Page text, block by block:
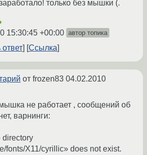
только без мышки (.
15:30:45 +00:00 автор топика
ответ Ссылка
от frozen83 04.02.2010
не работает , сообщений об
варнинги:
directory
fonts/X11/cyrillic» does not exist.